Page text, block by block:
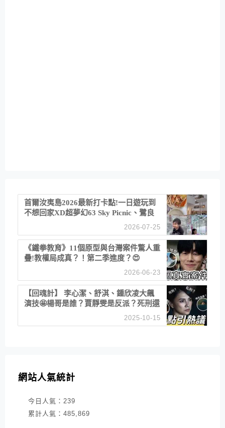
首爾汝夷島2026最新打卡點!一日遊玩到
不想回家XD超夢幻63 Sky Picnic、鷺良
津帝王蟹大餐、《淚之女王》拍攝地、漢
江公園免費玩水
2026-07-25
《鐵拳教育》11個原型與台灣案件驚人重
疊!教權局成真？！第二季進度？😍
2026-06-23
【回魂計】 李心潔、舒淇、鍾欣凌大飆
演技🤩楊哥是誰？賈靜雯是反派？死刑還
2025-10-15
網站人氣統計
今日人氣： 239
累計人氣： 485,869